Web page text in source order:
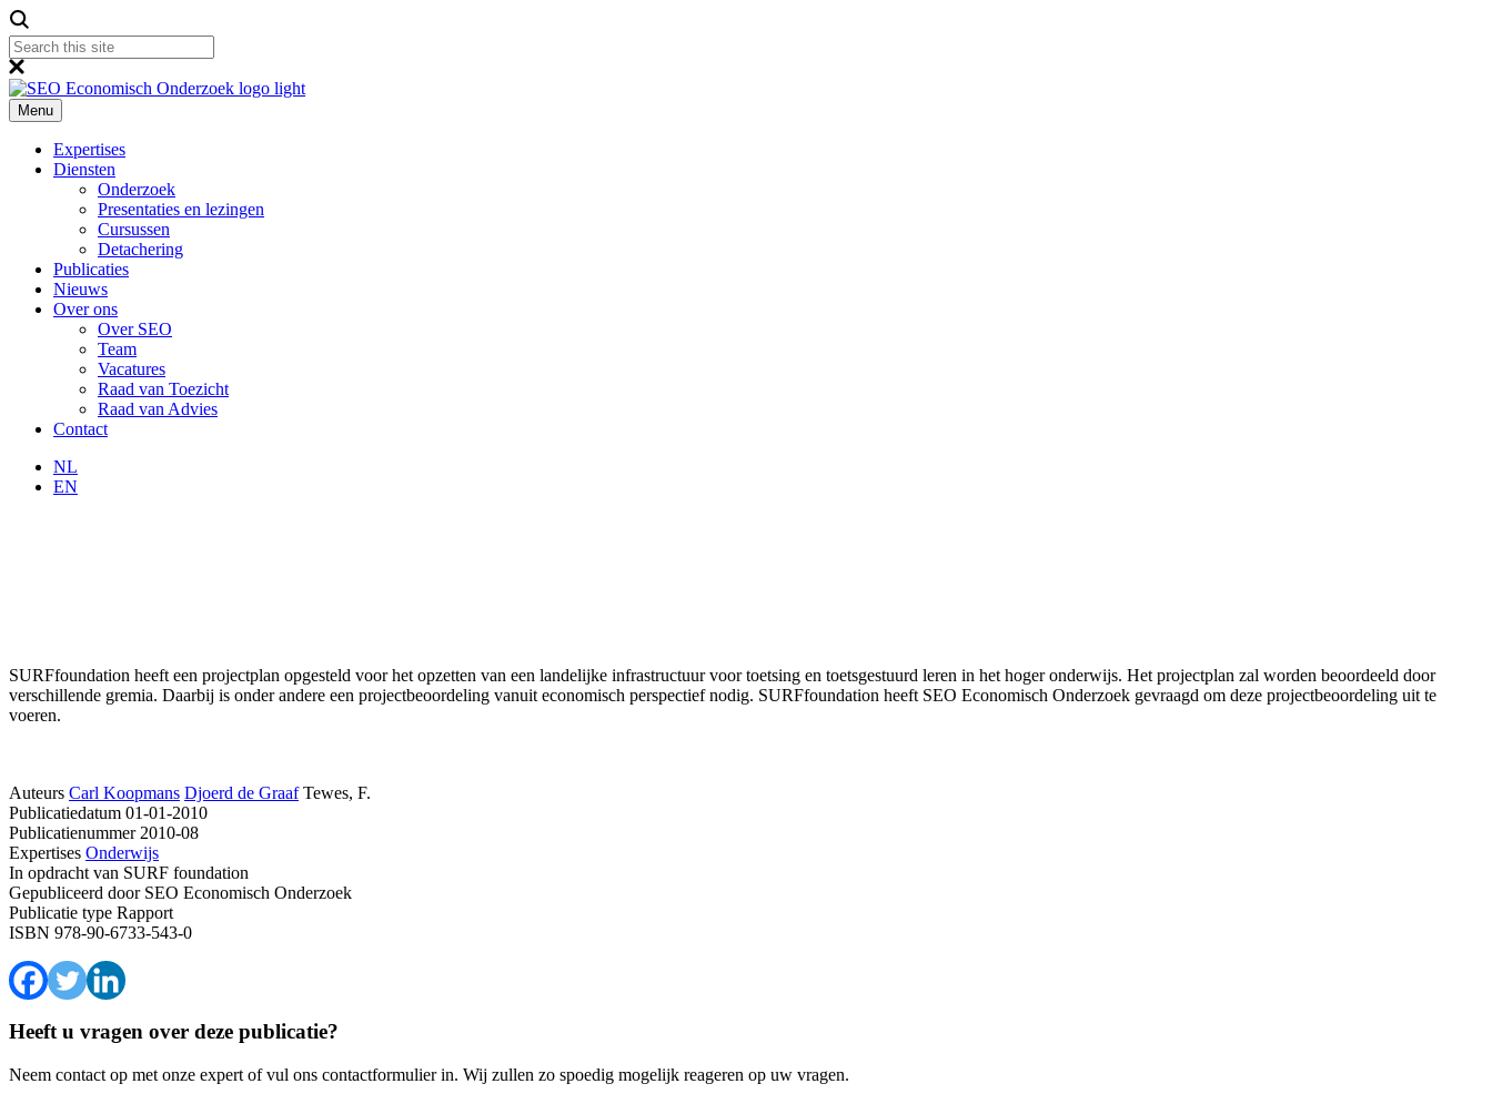
Menu
Expertises
Diensten
Onderzoek
Presentaties en lezingen
Cursussen
Detachering
Publicaties
Nieuws
Over ons
Over SEO
Team
Vacatures
Raad van Toezicht
Raad van Advies
Contact
NL
EN
SURFfoundation heeft een projectplan opgesteld voor het opzetten van een landelijke infrastructuur voor toetsing en toetsgestuurd leren in het hoger onderwijs. Het projectplan zal worden beoordeeld door
verschillende gremia. Daarbij is onder andere een projectbeoordeling vanuit economisch perspectief nodig. SURFfoundation heeft SEO Economisch Onderzoek gevraagd om deze projectbeoordeling uit te
voeren.
Auteurs Carl Koopmans Djoerd de Graaf Tewes, F.
Publicatiedatum 01-01-2010
Publicatienummer2010-08
Expertises Onderwijs
In opdracht van SURF foundation
Gepubliceerd doorSEO Economisch Onderzoek
Publicatie type Rapport
ISBN 978-90-6733-543-0
Heeft u vragen over deze publicatie?
Neem contact op met onze expert of vul ons contactformulier in. Wij zullen zo spoedig mogelijk reageren op uw vragen.